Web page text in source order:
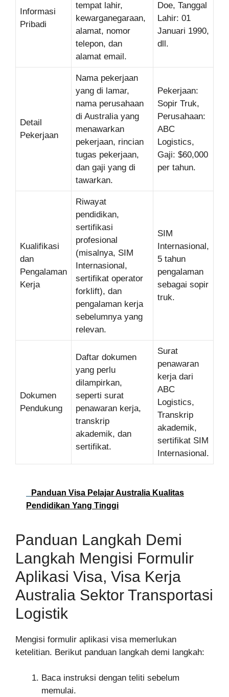
Informasi
Pribadi
tempat lahir,
kewarganegaraan,
alamat, nomor
telepon, dan
alamat email.
Doe, Tanggal
Lahir: 01
Januari 1990,
dll.
Detail
Pekerjaan
Nama pekerjaan
yang di lamar,
nama perusahaan
di Australia yang
menawarkan
pekerjaan, rincian
tugas pekerjaan,
dan gaji yang di
tawarkan.
Pekerjaan:
Sopir Truk,
Perusahaan:
ABC
Logistics,
Gaji: $60,000
per tahun.
Kualifikasi
dan
Pengalaman
Kerja
Riwayat
pendidikan,
sertifikasi
profesional
(misalnya, SIM
Internasional,
sertifikat operator
forklift), dan
pengalaman kerja
sebelumnya yang
relevan.
SIM
Internasional,
5 tahun
pengalaman
sebagai sopir
truk.
Dokumen
Pendukung
Daftar dokumen
yang perlu
dilampirkan,
seperti surat
penawaran kerja,
transkrip
akademik, dan
sertifikat.
Surat
penawaran
kerja dari
ABC
Logistics,
Transkrip
akademik,
sertifikat SIM
Internasional.
Panduan Visa Pelajar Australia Kualitas
Pendidikan Yang Tinggi
Panduan Langkah Demi
Langkah Mengisi Formulir
Aplikasi Visa, Visa Kerja
Australia Sektor Transportasi
Logistik
Mengisi formulir aplikasi visa memerlukan
ketelitian. Berikut panduan langkah demi langkah:
Baca instruksi dengan teliti sebelum
memulai.